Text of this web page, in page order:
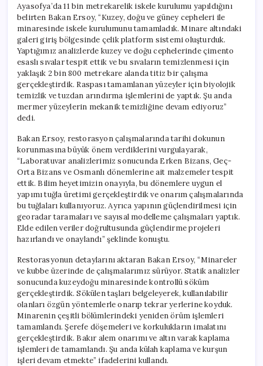
Ayasofya’da 11 bin metrekarelik iskele kurulumu yapıldığını
belirten Bakan Ersoy, “Kuzey, doğu ve güney cepheleri ile
minaresinde iskele kurulumunu tamamladık. Minare altındaki
galeri giriş bölgesinde çelik platform sistemi oluşturduk.
Yaptığımız analizlerde kuzey ve doğu cephelerinde çimento
esaslı sıvalar tespit ettik ve bu sıvaların temizlenmesi için
yaklaşık 2 bin 800 metrekare alanda titiz bir çalışma
gerçekleştirdik. Raspası tamamlanan yüzeyler için biyolojik
temizlik ve tuzdan arındırma işlemlerini de yaptık. Şu anda
mermer yüzeylerin mekanik temizliğine devam ediyoruz”
dedi.
Bakan Ersoy, restorasyon çalışmalarında tarihi dokunun
korunmasına büyük önem verdiklerini vurgulayarak,
“Laboratuvar analizlerimiz sonucunda Erken Bizans, Geç-
Orta Bizans ve Osmanlı dönemlerine ait malzemeler tespit
ettik. Bilim heyetimizin onayıyla, bu dönemlere uygun el
yapımı tuğla üretimi gerçekleştirdik ve onarım çalışmalarında
bu tuğlaları kullanıyoruz. Ayrıca yapının güçlendirilmesi için
georadar taramaları ve sayısal modelleme çalışmaları yaptık.
Elde edilen veriler doğrultusunda güçlendirme projeleri
hazırlandı ve onaylandı” şeklinde konuştu.
Restorasyonun detaylarını aktaran Bakan Ersoy, “Minareler
ve kubbe üzerinde de çalışmalarımız sürüyor. Statik analizler
sonucunda kuzeydoğu minaresinde kontrollü söküm
gerçekleştirdik. Sökülen taşları belgeleyerek, kullanılabilir
olanları özgün yöntemlerle onarıp tekrar yerlerine koyduk.
Minarenin çeşitli bölümlerindeki yeniden örüm işlemleri
tamamlandı. Şerefe döşemeleri ve korkulukların imalatını
gerçekleştirdik. Bakır alem onarımı ve altın varak kaplama
işlemleri de tamamlandı. Şu anda külah kaplama ve kurşun
işleri devam etmekte” ifadelerini kullandı.